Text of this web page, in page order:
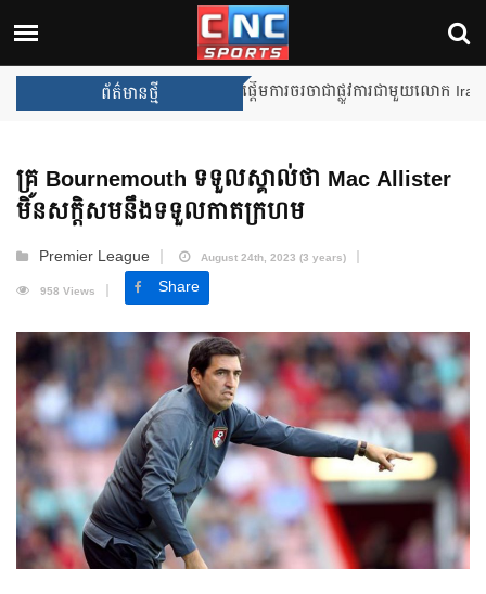
ព័ត៌មានថ្មី Unai Emery សន្យាថានឹងឈ្នះពាន
គ្រូ Bournemouth ទទួលស្គាល់ថា Mac Allister
មិនសក្តិសមនឹងទទួលកាតក្រហម
Premier League
August 24th, 2023 (3 years)
958 Views
Share